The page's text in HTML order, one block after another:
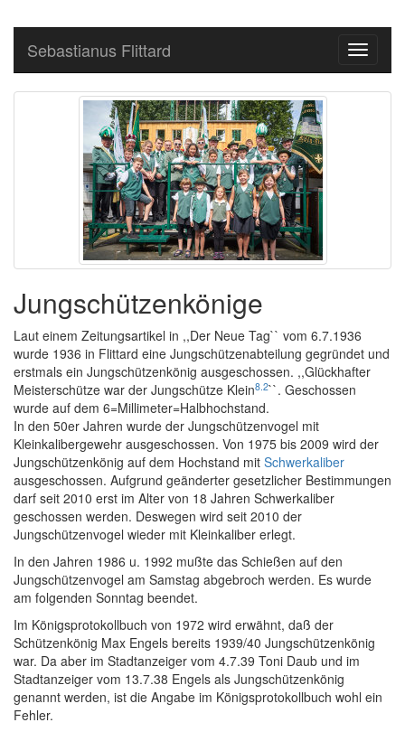
Toggle
Sebastianus Flittard
Jungschützenkönige
Laut einem Zeitungsartikel in ,,Der Neue Tag`` vom 6.7.1936
wurde 1936 in Flittard eine Jungschützenabteilung gegründet und
erstmals ein Jungschützenkönig ausgeschossen. ,,Glückhafter
Meisterschütze war der Jungschütze Klein8 2``. Geschossen
wurde auf dem 6=Millimeter=Halbhochstand.
In den 50er Jahren wurde der Jungschützenvogel mit
Kleinkalibergewehr ausgeschossen. Von 1975 bis 2009 wird der
Jungschützenkönig auf dem Hochstand mit Schwerkaliber
ausgeschossen. Aufgrund geänderter gesetzlicher Bestimmungen
darf seit 2010 erst im Alter von 18 Jahren Schwerkaliber
geschossen werden. Deswegen wird seit 2010 der
Jungschützenvogel wieder mit Kleinkaliber erlegt.
In den Jahren 1986 u. 1992 mußte das Schießen auf den
Jungschützenvogel am Samstag abgebroch werden. Es wurde
am folgenden Sonntag beendet.
Im Königsprotokollbuch von 1972 wird erwähnt, daß der
Schützenkönig Max Engels bereits 1939/40 Jungschützenkönig
war. Da aber im Stadtanzeiger vom 4.7.39 Toni Daub und im
Stadtanzeiger vom 13.7.38 Engels als Jungschützenkönig
genannt werden, ist die Angabe im Königsprotokollbuch wohl ein
Fehler.